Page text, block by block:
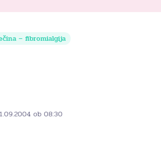
– fibromialgija
ob 08:30